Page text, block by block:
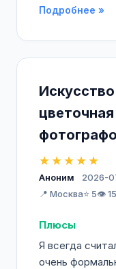
Подробнее »
★★★★★
Аноним
2026-
📍 Москва⭐ 5👁️
Плюсы
Я всегда
очень